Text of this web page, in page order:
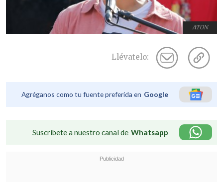
ATON
Llévatelo:
Agréganos como tu fuente preferida en Google
Suscríbete a nuestro canal de Whatsapp